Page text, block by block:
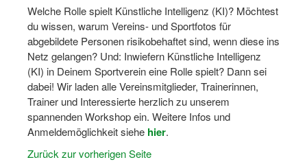
Bewegungszwerge
Bewegungskindergarten
Mini-Sportabzeichen
Sportgutschein 4.0
SportartCheck
Welche Rolle spielt Künstliche Intelligenz (KI)? Möchtest
du wissen, warum Vereins- und Sportfotos für
abgebildete Personen risikobehaftet sind, wenn diese ins
Netz gelangen? Und: Inwiefern Künstliche Intelligenz
(KI) in Deinem Sportverein eine Rolle spielt? Dann sei
dabei! Wir laden alle Vereinsmitglieder, Trainerinnen,
Trainer und Interessierte herzlich zu unserem
spannenden Workshop ein. Weitere Infos und
Anmeldemöglichkeit siehe hier.
Zurück zur vorherigen Seite